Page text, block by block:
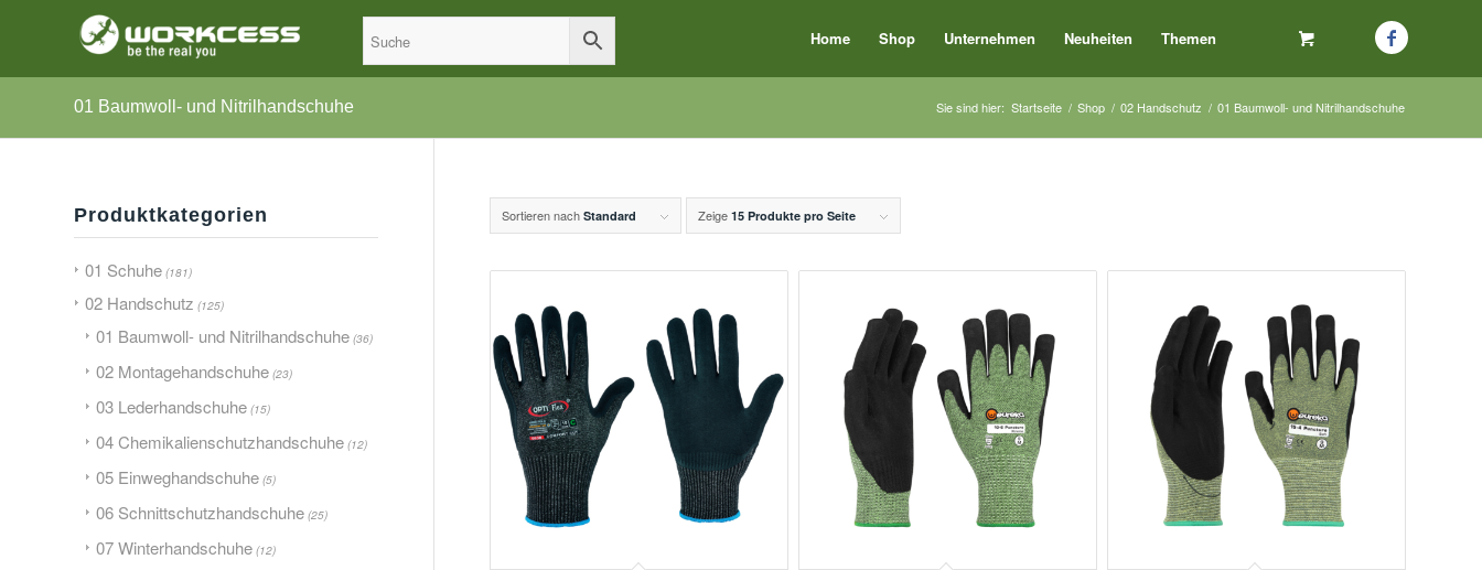
Home Shop Unternehmen Neuheiten Themen
01 Baumwoll- und Nitrilhandschuhe Sie sind hier: Startseite / Shop / 02 Handschutz / 01 Baumwoll- und Nitrilhandschuhe
Sortieren nach Standard Zeige 15 Produkte pro Seite
Produktkategorien
01 Schuhe (181)
02 Handschutz (125)
01 Baumwoll- und Nitrilhandschuhe (36)
02 Montagehandschuhe (23)
03 Lederhandschuhe (15)
04 Chemikalienschutzhandschuhe (12)
05 Einweghandschuhe (5)
06 Schnittschutzhandschuhe (25)
07 Winterhandschuhe (12)